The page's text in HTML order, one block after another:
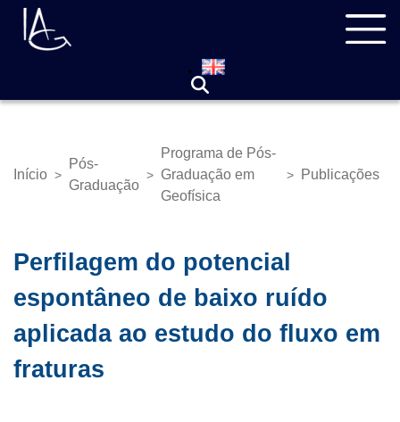
Pular
para
Trilha
Início >
Pós-
Graduação
>
Programa de Pós-
Graduação em
Geofísica
> Publicações
Perfilagem do potencial
espontâneo de baixo ruído
aplicada ao estudo do fluxo em
fraturas